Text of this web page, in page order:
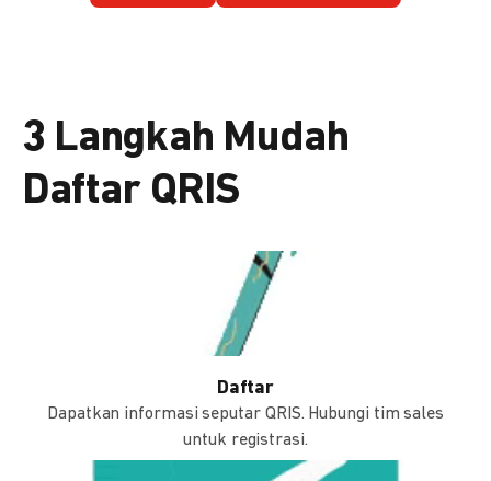
3 Langkah Mudah
Daftar QRIS
Daftar
Dapatkan informasi seputar QRIS. Hubungi tim sales
untuk registrasi.